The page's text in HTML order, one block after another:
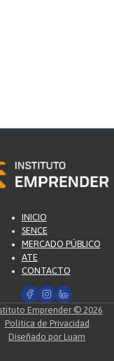
INICIO
SENCE
MERCADO PÚBLICO
ATE
CONTACTO
Emprender © 2026
Política de Privacidad
Diseñado por Luam